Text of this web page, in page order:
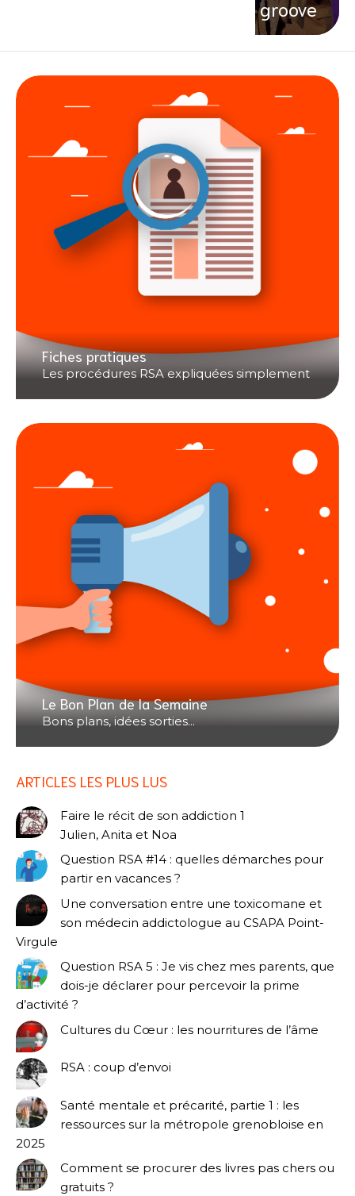
groove
Fiches pratiques
Les procédures RSA expliquées simplement
Le Bon Plan de la Semaine
Bons plans, idées sorties...
ARTICLES LES PLUS LUS
Faire le récit de son addiction 1
Julien, Anita et Noa
Question RSA #14 : quelles démarches pour
partir en vacances ?
Une conversation entre une toxicomane et
son médecin addictologue au CSAPA Point-
Virgule
Question RSA 5 : Je vis chez mes parents, que
dois-je déclarer pour percevoir la prime
d’activité ?
Cultures du Cœur : les nourritures de l’âme
RSA : coup d’envoi
Santé mentale et précarité, partie 1 : les
ressources sur la métropole grenobloise en
2025
Comment se procurer des livres pas chers ou
gratuits ?